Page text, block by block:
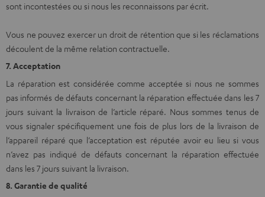
sont incontestées ou si nous les reconnaissons par écrit.
Vous ne pouvez exercer un droit de rétention que si les réclamations
découlent de la même relation contractuelle.
7. Acceptation
La réparation est considérée comme acceptée si nous ne sommes
pas informés de défauts concernant la réparation effectuée dans les 7
jours suivant la livraison de l’article réparé. Nous sommes tenus de
vous signaler spécifiquement une fois de plus lors de la livraison de
l’appareil réparé que l’acceptation est réputée avoir eu lieu si vous
n’avez pas indiqué de défauts concernant la réparation effectuée
dans les 7 jours suivant la livraison.
8. Garantie de qualité